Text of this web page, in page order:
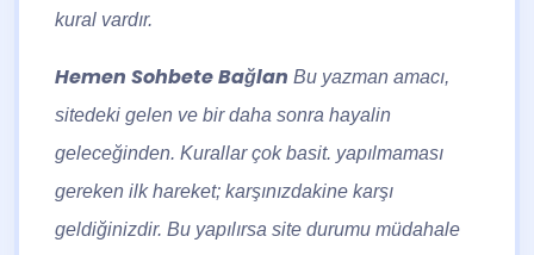
kural vardır.
Hemen Sohbete Bağlan Bu yazman amacı,
sitedeki gelen ve bir daha sonra hayalin
geleceğinden. Kurallar çok basit. yapılmaması
gereken ilk hareket; karşınızdakine karşı
geldiğinizdir. Bu yapılırsa site durumu müdahale